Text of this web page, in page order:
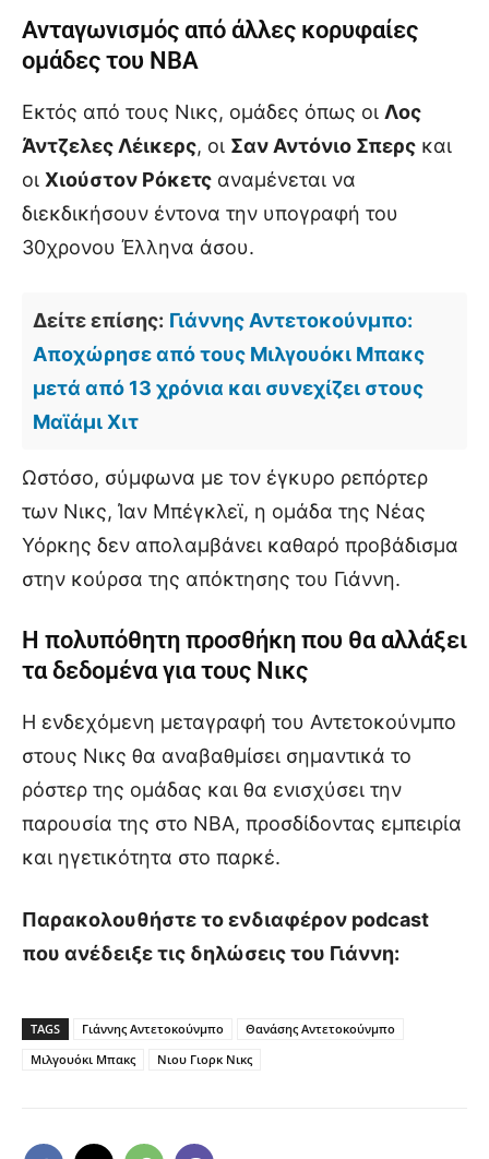
Ανταγωνισμός από άλλες κορυφαίες
ομάδες του NBA
Εκτός από τους Νικς, ομάδες όπως οι Λος
Άντζελες Λέικερς, οι Σαν Αντόνιο Σπερς και
οι Χιούστον Ρόκετς αναμένεται να
διεκδικήσουν έντονα την υπογραφή του
30χρονου Έλληνα άσου.
Δείτε επίσης: Γιάννης Αντετοκούνμπο:
Αποχώρησε από τους Μιλγουόκι Μπακς
μετά από 13 χρόνια και συνεχίζει στους
Μαϊάμι Χιτ
Ωστόσο, σύμφωνα με τον έγκυρο ρεπόρτερ
των Νικς, Ίαν Μπέγκλεϊ, η ομάδα της Νέας
Υόρκης δεν απολαμβάνει καθαρό προβάδισμα
στην κούρσα της απόκτησης του Γιάννη.
Η πολυπόθητη προσθήκη που θα αλλάξει
τα δεδομένα για τους Νικς
Η ενδεχόμενη μεταγραφή του Αντετοκούνμπο
στους Νικς θα αναβαθμίσει σημαντικά το
ρόστερ της ομάδας και θα ενισχύσει την
παρουσία της στο NBA, προσδίδοντας εμπειρία
και ηγετικότητα στο παρκέ.
Παρακολουθήστε το ενδιαφέρον podcast
που ανέδειξε τις δηλώσεις του Γιάννη:
TAGS Γιάννης Αντετοκούνμπο
Θανάσης Αντετοκούνμπο
Μιλγουόκι Μπακς
Νιου Γιορκ Νικς